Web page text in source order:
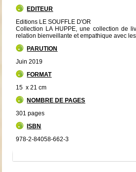
EDITEUR
Editions LE SOUFFLE D'OR
Collection LA HUPPE, une collection de
relation bienveillante et empathique avec
PARUTION
Juin 2019
FORMAT
15 x 21 cm
NOMBRE DE PAGES
301 pages
ISBN
978-2-84058-662-3